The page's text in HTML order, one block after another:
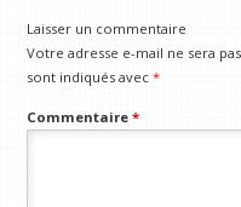
Laisser un commentaire
Votre adresse e-mail ne sera
sont indiqués avec*
Commentaire*